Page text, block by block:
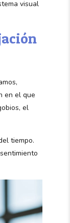
visual
en el que
el
tiempo.